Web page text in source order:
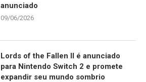
anunciado
09/06/2026
Lords of the Fallen II é anunciado
para Nintendo Switch 2 e promete
expandir seu mundo sombrio